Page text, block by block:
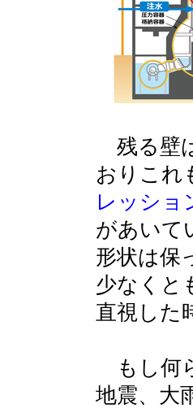
残る壁
おりこれ
レッショ
があいて
形状は保
少なくと
直視した
もし何
地震、大